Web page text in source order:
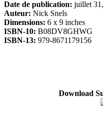
Date de publication: juillet
Auteur: Nick Snels
Dimensions: 6 x 9 inches
ISBN-10: B08DV8GHWG
ISBN-13: 979-8671179156
Download